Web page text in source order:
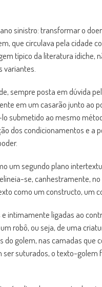
sinistro: transformar o
que circulava pela cidade
típico da literatura ídiche,
variantes.
sempre posta em dúvida
em um casarão junto ao
submetido ao mesmo
dos condicionamentos e a
um segundo plano
se, canhestramente,
como um constructo, um
intimamente ligadas ao
robô, ou seja, de uma
do golem, nas camadas
suturados, o texto-golem